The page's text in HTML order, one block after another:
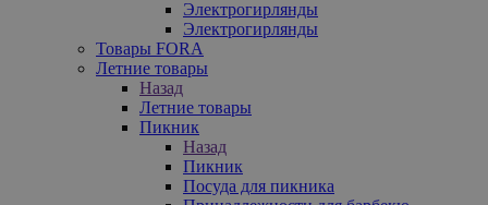
Электрогирлянды
Электрогирлянды
Товары FORA
Летние товары
Назад
Летние товары
Пикник
Назад
Пикник
Посуда для пикника